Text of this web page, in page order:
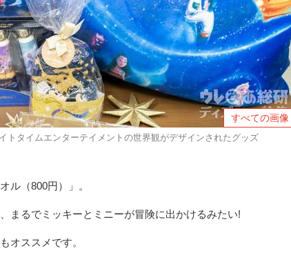
すべての画像
トタイムエンターテイメントの世界観がデザインされたグッズ
ル（800円）」。
まるでミッキーとミニーが冒険に出かけるみたい!
オススメです。